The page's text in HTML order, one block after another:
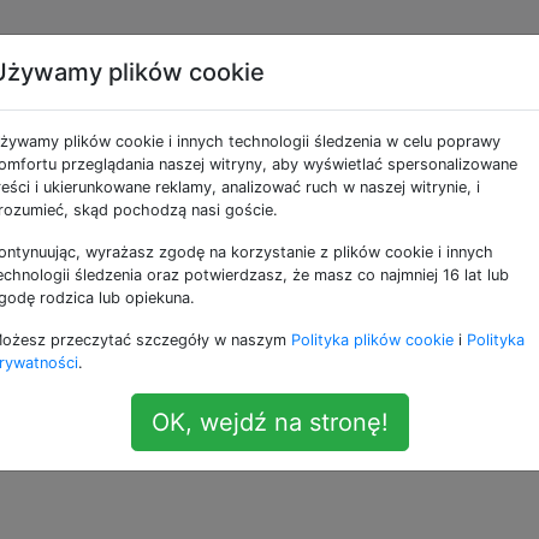
7 na dysku
go z komputera
7 na zewnętrznym dysku twardym i uruchomić go z
Słyszałem z niektórych źródeł, że nie można
dysków, przynajmniej na nowych komputerach Mac.
plików cookie
plików cookie i innych technologii śledzenia w celu poprawy
przeglądania naszej witryny, aby wyświetlać spersonalizowane
i ukierunkowane reklamy, analizować ruch w naszej witrynie, i
skąd pochodzą nasi goście.
wyrażasz zgodę na korzystanie z plików cookie i innych
śledzenia oraz potwierdzasz, że masz co najmniej 16 lat lub
rodzica lub opiekuna.
przeczytać szczegóły w naszym Polityka plików cookie i Polityka
.
OK, wejdź na stronę!